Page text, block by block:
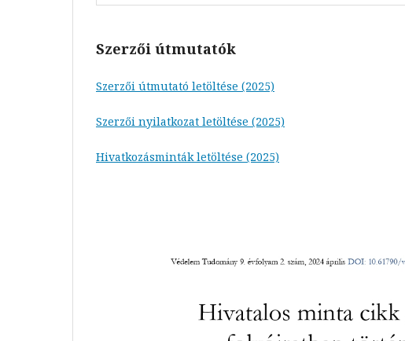
Szerzői útmutatók
Szerzői útmutató letöltése (2025)
Szerzői nyilatkozat letöltése (2025)
Hivatkozásminták letöltése (2025)